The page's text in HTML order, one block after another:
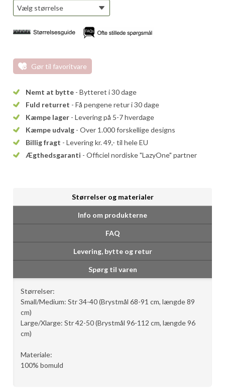
Gør til favoritvare
Nemt at bytte - Bytteret i 30 dage
Fuld returret - Få pengene retur i 30 dage
Kæmpe lager - Levering på 5-7 hverdage
Kæmpe udvalg - Over 1.000 forskellige designs
Billig fragt - Levering kr. 49,- til hele EU
Ægthedsgaranti - Officiel nordiske "LazyOne" partner
Størrelser og materialer
Info om produkterne
FAQ
Levering, bytte og retur
Spørg til varen
Størrelser:
Small/Medium: Str 34-40 (Brystmål 68-91 cm, længde 89
cm)
Large/Xlarge: Str 42-50 (Brystmål 96-112 cm, længde 96
cm)
Materiale:
100% bomuld